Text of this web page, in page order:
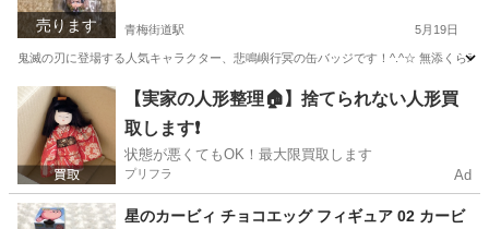
売ります 青梅街道駅 5月19日
鬼滅の刃に登場する人気キャラクター、悲鳴嶼行冥の缶バッジです！^.^☆ 無添くら
東京 小平市 青梅街道駅 おもちゃ 鬼滅の刃
【実家の人形整理🏠】捨てられない人形買
取します❗️
状態が悪くてもOK！最大限買取します
プリフラ Ad
星のカービィ チョコエッグ フィギュア 02 カービ